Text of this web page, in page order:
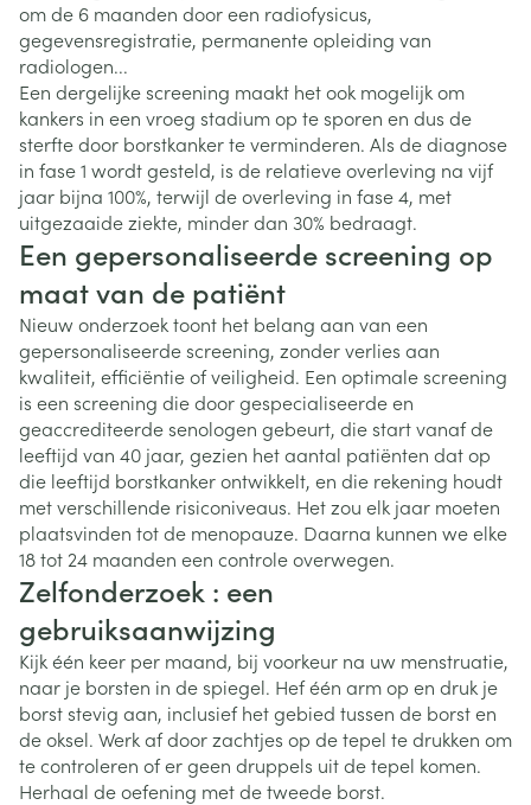
om de 6 maanden door een radiofysicus,
gegevensregistratie, permanente opleiding van
radiologen...
Een dergelijke screening maakt het ook mogelijk om
kankers in een vroeg stadium op te sporen en dus de
sterfte door borstkanker te verminderen. Als de diagnose
in fase 1 wordt gesteld, is de relatieve overleving na vijf
jaar bijna 100%, terwijl de overleving in fase 4, met
uitgezaaide ziekte, minder dan 30% bedraagt.
Een gepersonaliseerde screening op
maat van de patiënt
Nieuw onderzoek toont het belang aan van een
gepersonaliseerde screening, zonder verlies aan
kwaliteit, efficiëntie of veiligheid. Een optimale screening
is een screening die door gespecialiseerde en
geaccrediteerde senologen gebeurt, die start vanaf de
leeftijd van 40 jaar, gezien het aantal patiënten dat op
die leeftijd borstkanker ontwikkelt, en die rekening houdt
met verschillende risiconiveaus. Het zou elk jaar moeten
plaatsvinden tot de menopauze. Daarna kunnen we elke
18 tot 24 maanden een controle overwegen.
Zelfonderzoek : een
gebruiksaanwijzing
Kijk één keer per maand, bij voorkeur na uw menstruatie,
naar je borsten in de spiegel. Hef één arm op en druk je
borst stevig aan, inclusief het gebied tussen de borst en
de oksel. Werk af door zachtjes op de tepel te drukken om
te controleren of er geen druppels uit de tepel komen.
Herhaal de oefening met de tweede borst.